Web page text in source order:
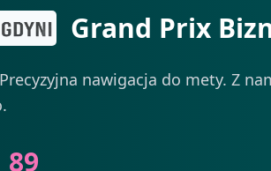
Grand Prix
nawigacja do mety. Z
89